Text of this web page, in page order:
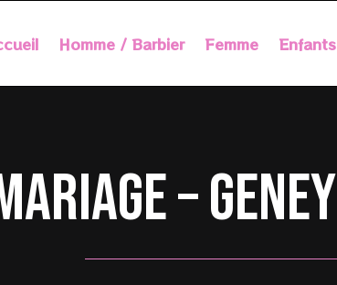
Homme / Barbier Femme Enfants
– Geney